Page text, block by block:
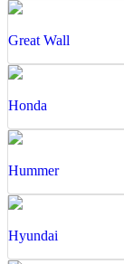
Great Wall
Honda
Hummer
Hyundai